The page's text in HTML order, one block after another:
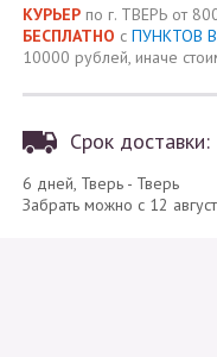
КУРЬЕР по г. ТВЕРЬ от
БЕСПЛАТНО с ПУНКТОВ
10000 рублей, иначе
Срок доставки:
6 дней, Тверь - Тверь
Забрать можно с 12